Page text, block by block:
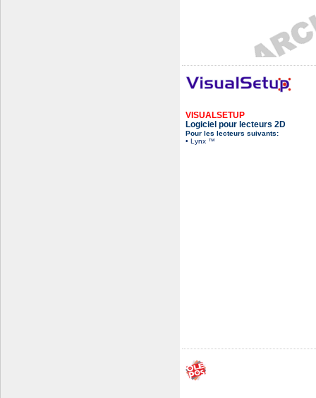
VISUALSETUP
Logiciel pour lecteurs 2D
Pour les lecteurs suivants:
• Lynx ™